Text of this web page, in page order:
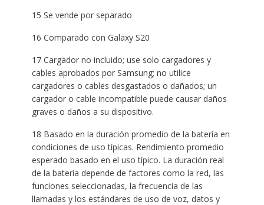
15 Se vende por separado
16 Comparado con Galaxy S20
17 Cargador no incluido; use solo cargadores y
cables aprobados por Samsung; no utilice
cargadores o cables desgastados o dañados; un
cargador o cable incompatible puede causar daños
graves o daños a su dispositivo.
18 Basado en la duración promedio de la batería en
condiciones de uso típicas. Rendimiento promedio
esperado basado en el uso típico. La duración real
de la batería depende de factores como la red, las
funciones seleccionadas, la frecuencia de las
llamadas y los estándares de uso de voz, datos y